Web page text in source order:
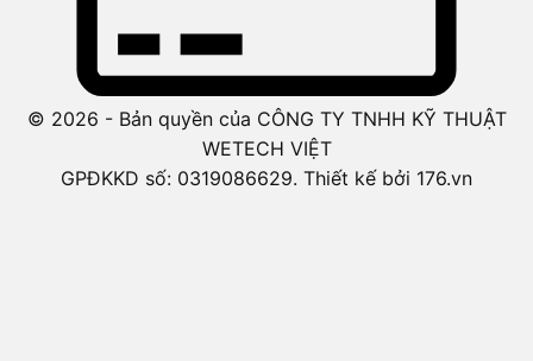
© 2026 - Bản quyền của CÔNG TY TNHH KỸ THUẬT
WETECH VIỆT
GPĐKKD số: 0319086629. Thiết kế bởi 176.vn